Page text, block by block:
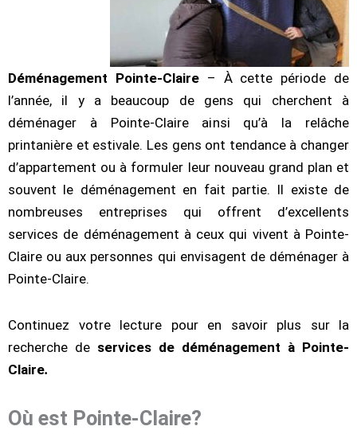
Déménagement Pointe-Claire– À cette période de
l’année, il y a beaucoup de gens qui cherchent à
déménager à Pointe-Claire ainsi qu’à la relâche
printanière et estivale. Les gens ont tendance à changer
d’appartement ou à formuler leur nouveau grand plan et
souvent le déménagement en fait partie. Il existe de
nombreuses entreprises qui offrent d’excellents
services de déménagement à ceux qui vivent à Pointe-
Claire ou aux personnes qui envisagent de déménager à
Pointe-Claire.
Continuez votre lecture pour en savoir plus sur la
recherche de services de déménagement à Pointe-
Claire.
Où est Pointe-Claire?